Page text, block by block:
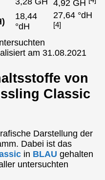
4,92 GH
18,44
°dH
27,64 °dH
[4]
am 31.08.2021
von
Classic
Darstellung der
Dabei ist das
in BLAU gehalten
untersuchten